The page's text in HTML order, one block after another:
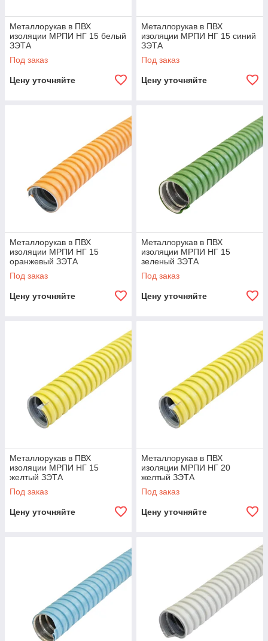
Металлорукав в ПВХ
изоляции МРПИ НГ 15 белый
ЗЭТА
Под заказ
Цену уточняйте
Металлорукав в ПВХ
изоляции МРПИ НГ 15 синий
ЗЭТА
Под заказ
Цену уточняйте
Металлорукав в ПВХ
изоляции МРПИ НГ 15
оранжевый ЗЭТА
Под заказ
Цену уточняйте
Металлорукав в ПВХ
изоляции МРПИ НГ 15
зеленый ЗЭТА
Под заказ
Цену уточняйте
Металлорукав в ПВХ
изоляции МРПИ НГ 15
желтый ЗЭТА
Под заказ
Цену уточняйте
Металлорукав в ПВХ
изоляции МРПИ НГ 20
желтый ЗЭТА
Под заказ
Цену уточняйте